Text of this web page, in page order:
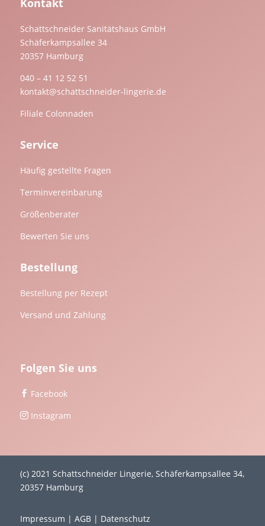
Kontakt
Schattschneider Sanitätshaus GmbH
Schäferkampsallee 34
20357 Hamburg
040 – 41 12 52 51
kontakt@schattschneider-lingerie.de
Filiale Colonnaden
Service
Häufig gestellte Fragen
Terminvereinbarung
Größenberater
Bewerten Sie uns
Bestellung
Bestellung per Rezept
Versand und Zahlung
Folgen Sie uns
 Facebook
 Instagram
(c) 2021 Schattschneider Lingerie, Schäferkampsallee 34,
20357 Hamburg
Impressum | AGB| Datenschutz